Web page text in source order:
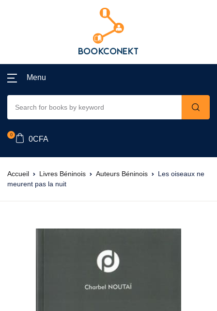
Menu
0
0CFA
Accueil Livres Béninois Auteurs Béninois
Les oiseaux ne
meurent pas la nuit